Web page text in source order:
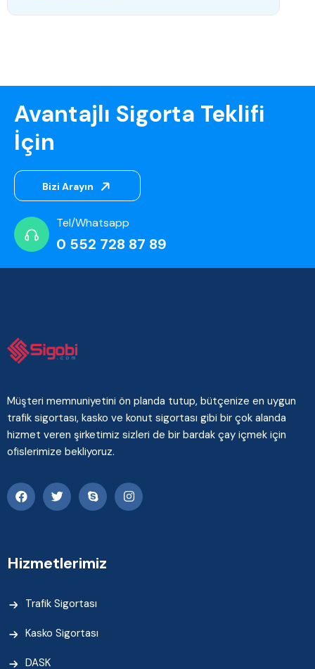
Avantajlı Sigorta Teklifi
İçin
Bizi Arayın
Tel/Whatsapp
0 552 728 87 89
Müşteri memnuniyetini ön planda tutup, bütçenize en uygun
trafik sigortası, kasko ve konut sigortası gibi bir çok alanda
hizmet veren şirketimiz sizleri de bir bardak çay içmek için
ofislerimize bekliyoruz.
Hizmetlerimiz
Trafik Sigortası
Kasko Sigortası
DASK